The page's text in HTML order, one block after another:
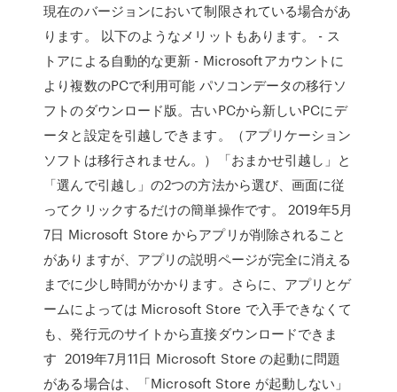
現在のバージョンにおいて制限されている場合があ
ります。 以下のようなメリットもあります。 - ス
トアによる自動的な更新 - Microsoftアカウントに
より複数のPCで利用可能 パソコンデータの移行ソ
フトのダウンロード版。古いPCから新しいPCにデ
ータと設定を引越しできます。（アプリケーション
ソフトは移行されません。）「おまかせ引越し」と
「選んで引越し」の2つの方法から選び、画面に従
ってクリックするだけの簡単操作です。 2019年5月
7日 Microsoft Store からアプリが削除されること
がありますが、アプリの説明ページが完全に消える
までに少し時間がかかります。さらに、アプリとゲ
ームによっては Microsoft Store で入手できなくて
も、発行元のサイトから直接ダウンロードできま
す 2019年7月11日 Microsoft Store の起動に問題
がある場合は、「Microsoft Store が起動しない」